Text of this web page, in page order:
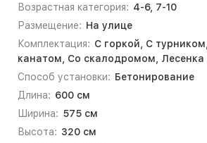
Возрастная категория: 4-6, 7-10
Размещение: На улице
Комплектация: С горкой, С
канатом, Со скалодромом, Лесенка
Способ установки: Бетонирование
Длина: 600 см
Ширина: 575 см
Высота: 320 см